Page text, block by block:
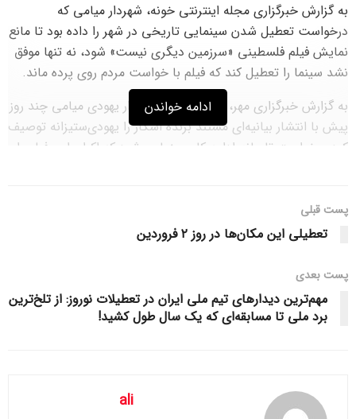
به گزارش خبرگزاری مجله اینترنتی خونه، شهردار میامی که
درخواست تعطیل شدن سینمایی تاریخی در شهر را داده بود تا مانع
نمایش فیلم فلسطینی «سرزمین دیگری نیست» شود، نه تنها موفق
نشد سینما را تعطیل کند که فیلم با خواست مردم روی پرده ماند.
به گزارش خبرگزاری مهر، استیون ماینر شهردار یهودی میامی چند روز
پیش با انتشار بیانیه‌ای مستند برنده اسکار را یهودی‌ستیزانه توصیف
‌کرد و خواست تا مانع ادامه کار سینمایی شود که اکران این فیلم را
مخالفت کردند و شهردار مجبور شد پا پس بکشد.
اکنون نه تنها این فیلم مستند که درباره ستم به فلسطینی‌ها از سوی
خاتمه اجاره و حذف حمایت مالی از سینمای مستقل «اُ سینما» را
پس بگیرد.
ادامه خواندن
پست قبلی
تعطیلی این مکان‌ها در روز ۲ فروردین
پست‌ بعدی
مهم‌ترین دیدارهای تیم ملی ایران در تعطیلات نوروز: از تلخ‌ترین
برد ملی تا مسابقه‌ای که یک سال طول کشید!
ali